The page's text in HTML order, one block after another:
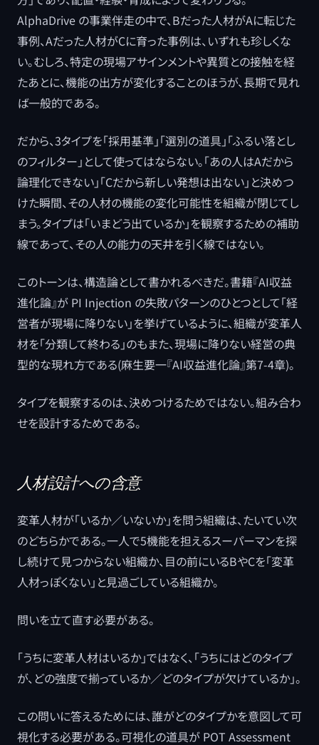
AlphaDrive の事業伴走の中で、Bだった人材がAに転じた
事例、Aだった人材がCに育った事例は、いずれも珍しくな
い。むしろ、特定の現場アサインメントや異質との接触を経
たあとに、機能の出方が変化することのほうが、長期で見れ
ば一般的である。
だから、3タイプを「採用基準」「選別の道具」「ふるい落とし
のフィルター」として使ってはならない。「あの人はAだから
論理化できない」「Cだから新しい発想は出ない」と決めつ
けた瞬間、その人材の機能の変化可能性を組織が閉じてし
まう。タイプは「いまどう出ているか」を観察するための補助
線であって、その人の能力の天井を引く線ではない。
このトーンは、構造論として書かれるべきだ。書籍『AI収益
進化論』が PI Injection の失敗パターンのひとつとして「経
営者が現場に降りない」を挙げているように、組織が変革人
材を「分類して終わる」のもまた、現場に降りない経営の典
型的な現れ方である(麻生要一『AI収益進化論』第7-4章)。
タイプを観察するのは、決めつけるためではない。組み合わ
せを設計するためである。
人材設計への含意
変革人材が「いるか／いないか」を問う組織は、たいてい次
のどちらかである。一人で5機能を担えるスーパーマンを探
し続けて見つからない組織か、目の前にいるBやCを「変革
人材っぽくない」と見過ごしている組織か。
問いを立て直す必要がある。
「うちに変革人材はいるか」ではなく、「うちにはどのタイプ
が、どの強度で揃っているか／どのタイプが欠けているか」。
この問いに答えるためには、誰がどのタイプかを意図して可
視化する必要がある。可視化の道具が POT Assessment